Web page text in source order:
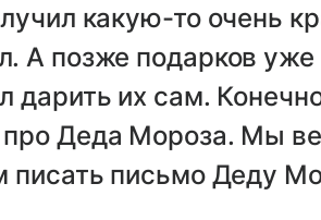
какую-то очень
А позже подарков уже
дарить их сам.
про Деда Мороза. Мы
писать письмо Деду